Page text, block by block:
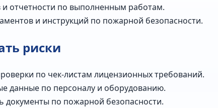
и отчетности по выполненным работам.
и инструкций по пожарной безопасности.
риски
по чек‑листам лицензионных требований.
данные по персоналу и оборудованию.
документы по пожарной безопасности.